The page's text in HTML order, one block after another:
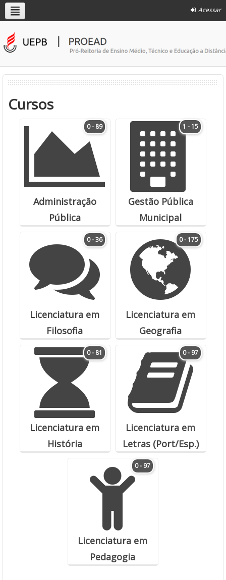
Acessar
Cursos
0 - 89
Administração
Pública
1 - 15
Gestão Pública
Municipal
0 - 36
Licenciatura em
Filosofia
0 - 175
Licenciatura em
Geografia
0 - 81
Licenciatura em
História
0 - 97
Licenciatura em
Letras (Port/Esp.)
0 - 97
Licenciatura em
Pedagogia